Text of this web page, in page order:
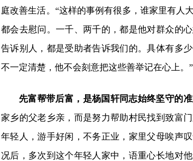
庭改善生活。“这样的事例有很多，谁家里有人
都会去慰问。一千、两千的，都是他对群众的
告诉别人，都是受助者告诉我们的。具体有多
不一定清楚，他不会刻意把这些善举记在心上。”
先富帮带后富，是杨国轩同志始终坚守的准
家乡的父老乡亲，而是努力帮助村民找到致富
年轻人，游手好闲，不务正业，家里父母唉声
况后，多次到这个年轻人家中，语重心长地对